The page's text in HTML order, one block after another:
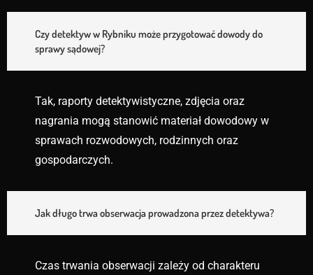
Czy detektyw w Rybniku może przygotować dowody do
sprawy sądowej?
Tak, raporty detektywistyczne, zdjęcia oraz
nagrania mogą stanowić materiał dowodowy w
sprawach rozwodowych, rodzinnych oraz
gospodarczych.
Jak długo trwa obserwacja prowadzona przez detektywa?
Czas trwania obserwacji zależy od charakteru